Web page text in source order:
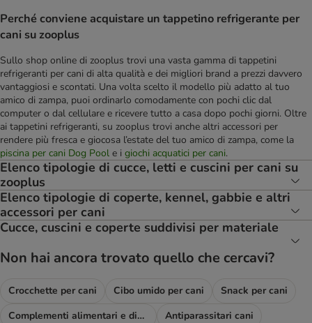
Perché conviene acquistare un tappetino refrigerante per
cani su zooplus
Sullo shop online di zooplus trovi una vasta gamma di tappetini
refrigeranti per cani di alta qualità e dei migliori brand a prezzi davvero
vantaggiosi e scontati. Una volta scelto il modello più adatto al tuo
amico di zampa, puoi ordinarlo comodamente con pochi clic dal
computer o dal cellulare e ricevere tutto a casa dopo pochi giorni. Oltre
ai tappetini refrigeranti, su zooplus trovi anche altri accessori per
rendere più fresca e giocosa l’estate del tuo amico di zampa, come la
piscina per cani Dog Pool e i giochi acquatici per cani.
Elenco tipologie di cucce, letti e cuscini per cani su
zooplus
Elenco tipologie di coperte, kennel, gabbie e altri
accessori per cani
Cucce, cuscini e coperte suddivisi per materiale
Non hai ancora trovato quello che cercavi?
Crocchette per cani Cibo umido per cani
Snack per cani
Complementi alimentari e diete
Antiparassitari cani